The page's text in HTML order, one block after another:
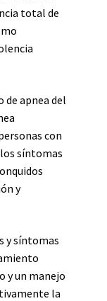
total de
de apnea del
con
síntomas
y
y síntomas
y un manejo
la